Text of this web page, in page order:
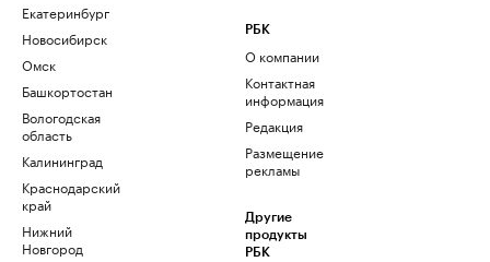
Екатеринбург
Новосибирск
Омск
Башкортостан
Вологодская
область
Калининград
Краснодарский
край
Нижний
Новгород
РБК
О компании
Контактная
информация
Редакция
Размещение
рекламы
Другие
продукты
РБК